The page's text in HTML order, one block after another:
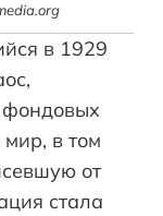
в 1929
в том
от
стала